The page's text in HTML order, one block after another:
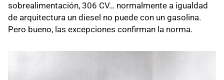
sobrealimentación, 306 CV… normalmente a igualdad
de arquitectura un diesel no puede con un gasolina.
Pero bueno, las excepciones confirman la norma.